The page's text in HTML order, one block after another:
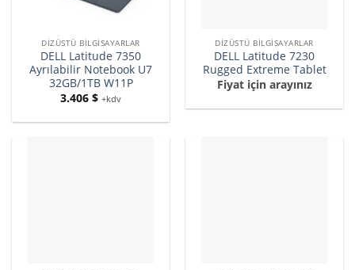
DIZÜSTÜ BILGISAYARLAR
DELL Latitude 7350
Ayrılabilir Notebook U7
32GB/1TB W11P
3.406 $ +kdv
DIZÜSTÜ BILGISAYARLAR
DELL Latitude 7230
Rugged Extreme Tablet
Fiyat için arayınız